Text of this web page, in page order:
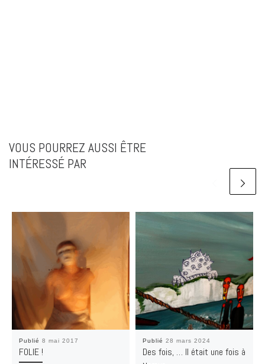
VOUS POURREZ AUSSI ÊTRE
INTÉRESSÉ PAR
Publié 8 mai 2017
FOLIE !
Publié 28 mars 2024
Des fois, … Il était une fois à